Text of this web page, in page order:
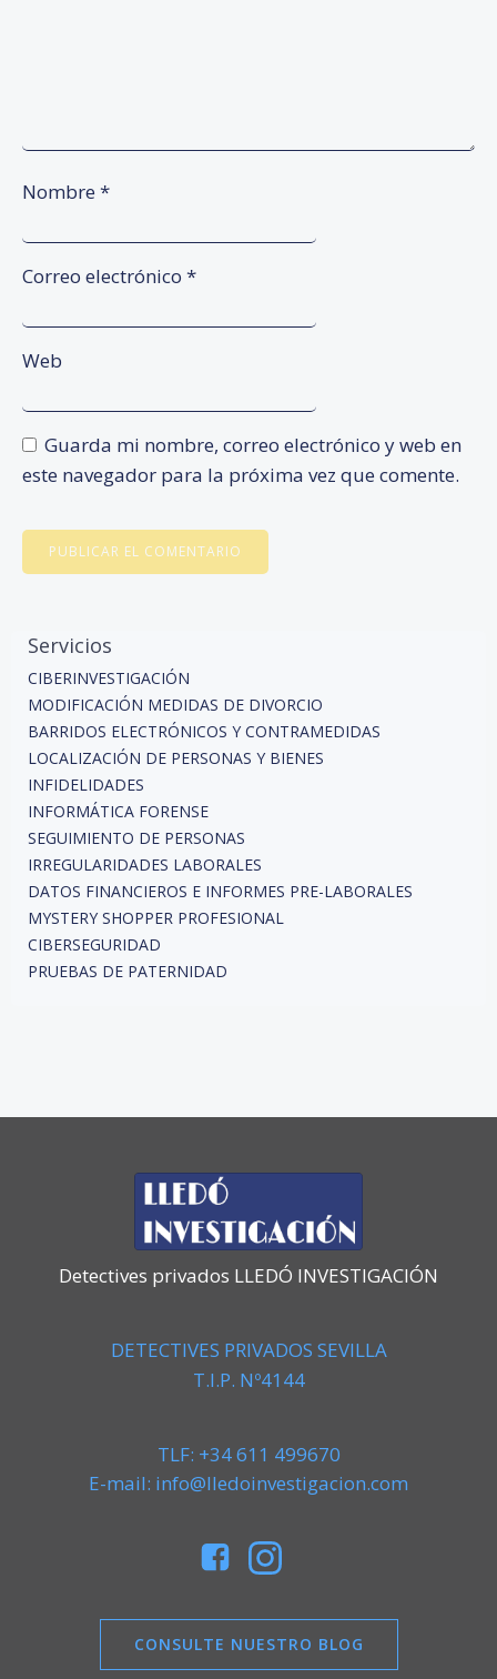
Nombre *
Correo electrónico *
Web
Guarda mi nombre, correo electrónico y web en
este navegador para la próxima vez que comente.
Servicios
CIBERINVESTIGACIÓN
MODIFICACIÓN MEDIDAS DE DIVORCIO
BARRIDOS ELECTRÓNICOS Y CONTRAMEDIDAS
LOCALIZACIÓN DE PERSONAS Y BIENES
INFIDELIDADES
INFORMÁTICA FORENSE
SEGUIMIENTO DE PERSONAS
IRREGULARIDADES LABORALES
DATOS FINANCIEROS E INFORMES PRE-LABORALES
MYSTERY SHOPPER PROFESIONAL
CIBERSEGURIDAD
PRUEBAS DE PATERNIDAD
Detectives privados LLEDÓ INVESTIGACIÓN
DETECTIVES PRIVADOS SEVILLA
T.I.P. Nº4144
TLF: +34 611 499670
E-mail: info@lledoinvestigacion.com
CONSULTE NUESTRO BLOG